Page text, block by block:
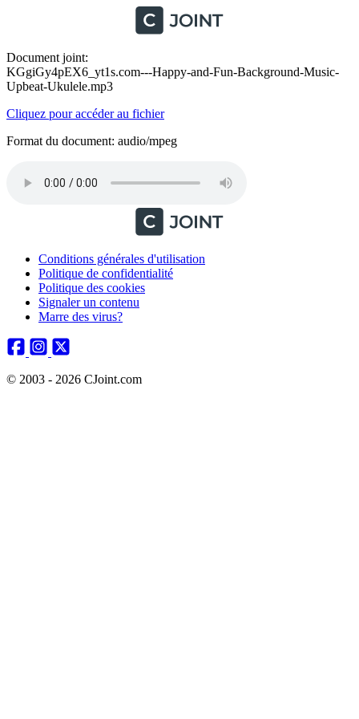
Document joint:
KGgiGy4pEX6_yt1s.com---Happy-and-Fun-Background-Music-
Upbeat-Ukulele.mp3
Cliquez pour accéder au fichier
Format du document: audio/mpeg
Conditions générales d'utilisation
Politique de confidentialité
Politique des cookies
Signaler un contenu
Marre des virus?
© 2003 - 2026 CJoint.com